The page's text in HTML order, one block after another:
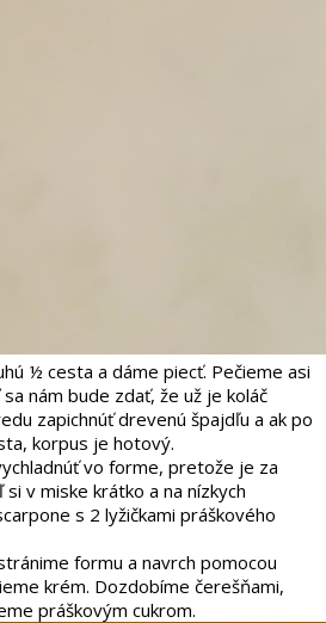
½ cesta a dáme piecť. Pečieme asi
nám bude zdať, že už je koláč
zapichnúť drevenú špajdľu a ak po
korpus je hotový.
vo forme, pretože je za
v miske krátko a na nízkych
s 2 lyžičkami práškového
formu a navrch pomocou
krém. Dozdobíme čerešňami,
práškovým cukrom.